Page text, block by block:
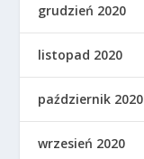
grudzień 2020
listopad 2020
październik 2020
wrzesień 2020